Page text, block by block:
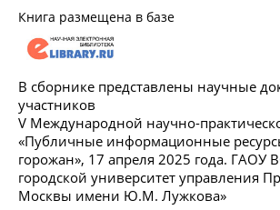
Книга размещена в базе
В сборнике представлены научные
участников
V Международной научно-
«Публичные информационные
горожан», 17 апреля 2025 года. ГАОУ
городской университет управления
Москвы имени Ю.М. Лужкова»